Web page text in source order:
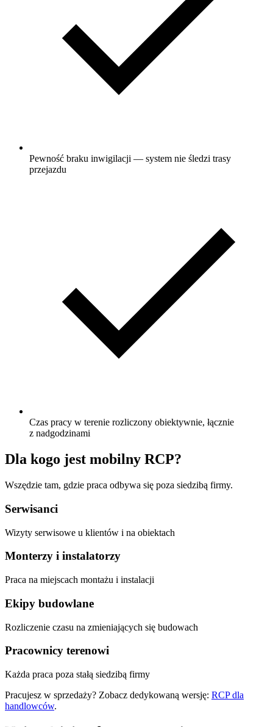
Pewność braku inwigilacji — system nie śledzi trasy
przejazdu
Czas pracy w terenie rozliczony obiektywnie, łącznie
z nadgodzinami
Dla kogo jest mobilny RCP?
Wszędzie tam, gdzie praca odbywa się poza siedzibą firmy.
Serwisanci
Wizyty serwisowe u klientów i na obiektach
Monterzy i instalatorzy
Praca na miejscach montażu i instalacji
Ekipy budowlane
Rozliczenie czasu na zmieniających się budowach
Pracownicy terenowi
Każda praca poza stałą siedzibą firmy
Pracujesz w sprzedaży? Zobacz dedykowaną wersję: RCP dla
handlowców.